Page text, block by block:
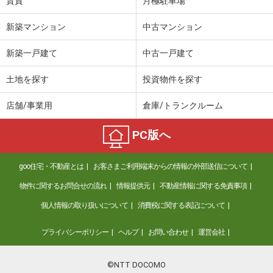
新築マンション 中古マンション
新築一戸建て 中古一戸建て
土地を探す 投資物件を探す
店舗/事業用 倉庫/トランクルーム
PC版へ
goo住宅・不動産とは お客さまご利用端末からの情報の外部送信について
物件に関するお問合せの流れ 情報提供元 不動産情報に関する免責事項
個人情報の取り扱いについて 消費税に関する表記について
プライバシーポリシー ヘルプ お問い合わせ 運営会社
©NTT DOCOMO